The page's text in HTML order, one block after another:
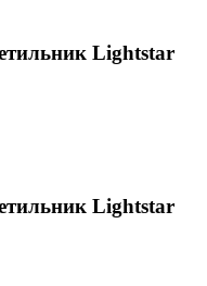
Lightstar
Lightstar